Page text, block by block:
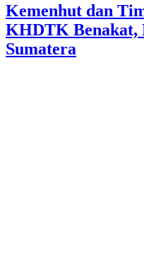
Kemenhut dan
KHDTK Benakat,
Sumatera